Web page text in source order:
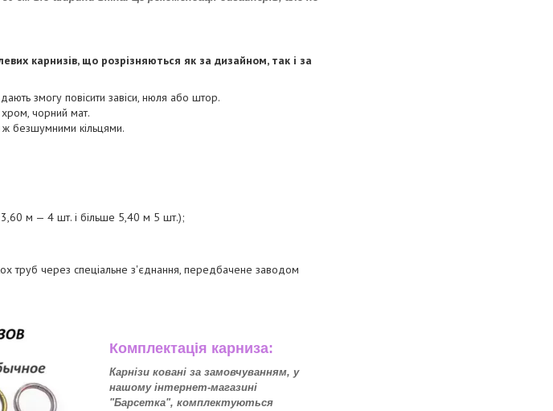
карнизів, що розрізняються як за дизайном, так і за
змогу повісити завіси, нюля або штор.
хром, чорний мат.
ж безшумними кільцями.
м — 4 шт. і більше 5,40 м 5 шт.);
труб через спеціальне з'єднання, передбачене заводом
Комплектація карниза:
Карнізи ковані за замовчуванням, у
нашому інтернет-магазині
"Барсетка", комплектуються